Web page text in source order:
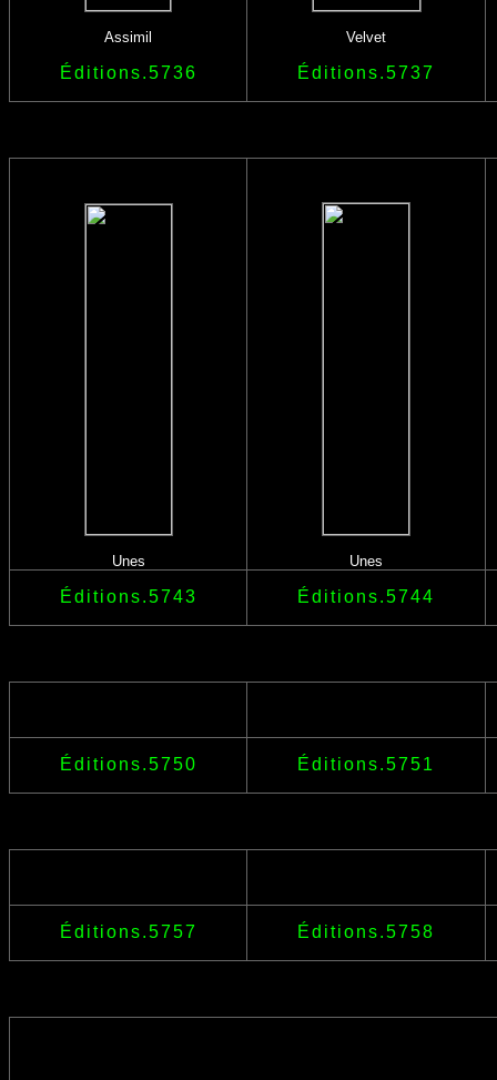
Assimil Velvet
Éditions.5736 Éditions.5737
Unes Unes
Éditions.5743 Éditions.5744
Éditions.5750 Éditions.5751
Éditions.5757 Éditions.5758